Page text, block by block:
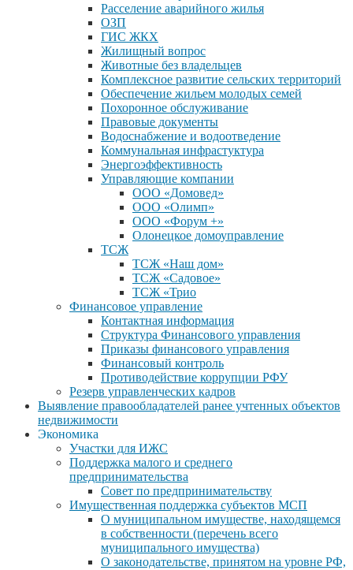
Расселение аварийного жилья
ОЗП
ГИС ЖКХ
Жилищный вопрос
Животные без владельцев
Комплексное развитие сельских территорий
Обеспечение жильем молодых семей
Похоронное обслуживание
Правовые документы
Водоснабжение и водоотведение
Коммунальная инфрастуктура
Энергоэффективность
Управляющие компании
ООО «Домовед»
ООО «Олимп»
ООО «Форум +»
Олонецкое домоуправление
ТСЖ
ТСЖ «Наш дом»
ТСЖ «Садовое»
ТСЖ «Трио
Финансовое управление
Контактная информация
Структура Финансового управления
Приказы финансового управления
Финансовый контроль
Противодействие коррупции РФУ
Резерв управленческих кадров
Выявление правообладателей ранее учтенных объектов
недвижимости
Экономика
Участки для ИЖС
Поддержка малого и среднего
предпринимательства
Совет по предпринимательству
Имущественная поддержка субъектов МСП
О муниципальном имуществе, находящемся
в собственности (перечень всего
муниципального имущества)
О законодательстве, принятом на уровне РФ,